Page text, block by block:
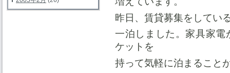
昨日、賃貸募集をしてい
一泊しました。家具家
ケットを
持って気軽に泊まること